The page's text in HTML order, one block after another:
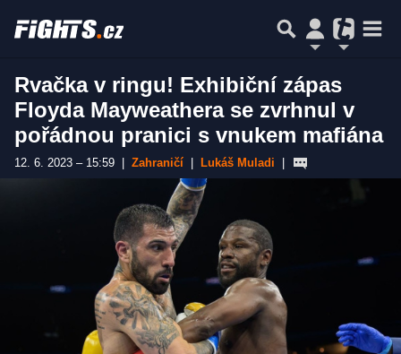
Rvačka v ringu! Exhibiční zápas
Floyda Mayweathera se zvrhnul v
pořádnou pranici s vnukem mafiána
12. 6. 2023 – 15:59 Zahraničí Lukáš Muladi